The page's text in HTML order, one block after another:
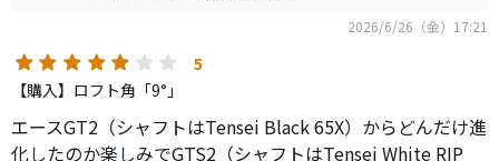
能差を上回っていなかった気がしたのでGTS2を購入しまし
た。しかし、タイトリストの値引き無しは、車でいうとこ
ろのレクサスみたいなのは何とかして欲しいところです。
でも、タイトリストへ乗り換えた事で毎年新作が出る度に
試打しては悩むとうサイクルから抜け出せて、このドライ
2026/6/26（金）17:21
5
【購入】ロフト角「9°」
エースGT2（シャフトはTensei Black 65X）からどんだけ進
化したのか楽しみでGTS2（シャフトはTensei White RIP